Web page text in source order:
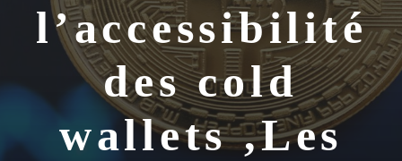
l’accessibilité
des cold
wallets ,Les